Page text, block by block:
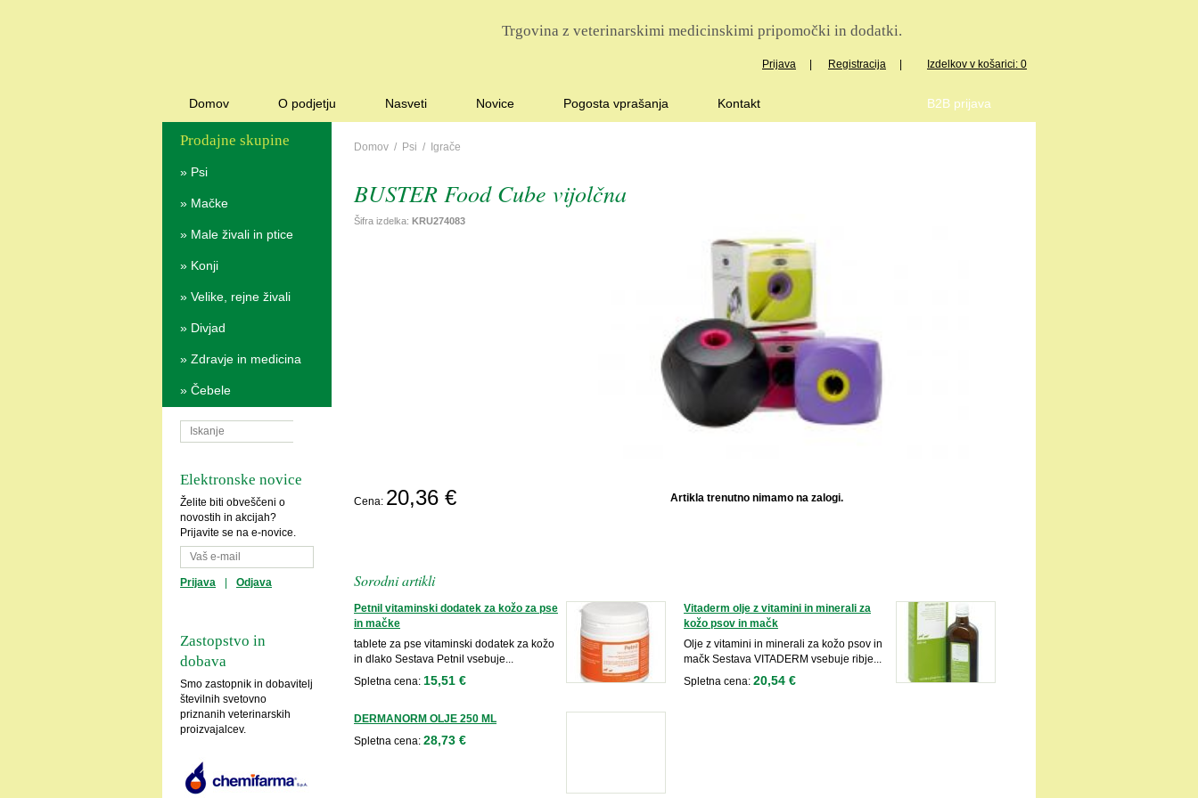
Trgovina z veterinarskimi medicinskimi pripomočki in dodatki.
Prijava Registracija Izdelkov v košarici: 0
Domov O podjetju Nasveti Novice Pogosta vprašanja Kontakt B2B prijava
Prodajne skupine
» Psi
» Mačke
» Male živali in ptice
» Konji
» Velike, rejne živali
» Divjad
» Zdravje in medicina
» Čebele
Elektronske novice
Želite biti obveščeni o
novostih in akcijah?
Prijavite se na e-novice.
Prijava Odjava
Zastopstvo in
dobava
Smo zastopnik in dobavitelj
številnih svetovno
priznanih veterinarskih
proizvajalcev.
Domov / Psi / Igrače
BUSTER Food Cube vijolčna
Šifra izdelka: KRU274083
Cena: 20,36 € Artikla trenutno nimamo na zalogi.
Sorodni artikli
Petnil vitaminski dodatek za kožo za pse
in mačke
tablete za pse vitaminski dodatek za kožo
in dlako Sestava Petnil vsebuje...
Spletna cena: 15,51 €
Vitaderm olje z vitamini in minerali za
kožo psov in mačk
Olje z vitamini in minerali za kožo psov in
mačk Sestava VITADERM vsebuje ribje...
Spletna cena: 20,54 €
DERMANORM OLJE 250 ML
Spletna cena: 28,73 €